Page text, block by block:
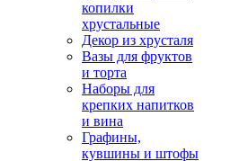
копилки
хрустальные
Декор из хрусталя
Вазы для фруктов
и торта
Наборы для
крепких напитков
и вина
Графины,
кувшины и штофы